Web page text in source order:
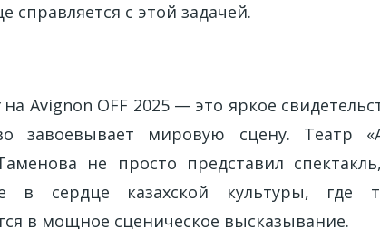
справляется с этой задачей.
на Avignon OFF 2025 — это яркое
завоевывает мировую сцену. Театр
не просто представил
в сердце казахской культуры, где
в мощное сценическое высказывание.